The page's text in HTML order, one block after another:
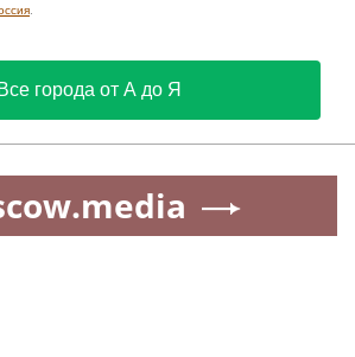
Все города от А до Я